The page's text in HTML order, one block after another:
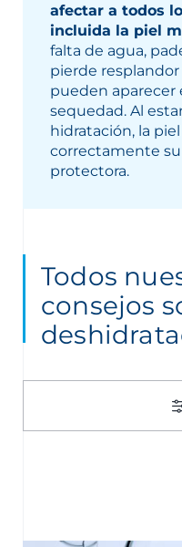
afectar a todos
incluida la piel
falta de agua,
pierde
pueden aparecer
sequedad. Al
hidratación, la
correctamente
protectora.
Todos
consejos